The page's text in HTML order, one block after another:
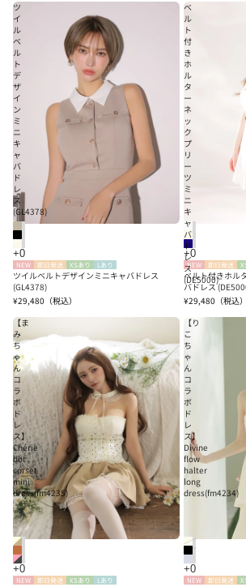
ツ
イ
ル
ベ
ル
ト
デ
ザ
イ
ン
ミ
ニ
キ
ャ
バ
ド
レ
ス
(GL4378)
NEW 即日発送 XSあり Lあり
ツイルベルトデザインミニキャバドレス
(GL4378)
¥29,480 （税込）
ベ
ル
ト
付
き
ホ
ル
タ
ー
ネ
ッ
ク
プ
リ
ー
ツ
ミ
ニ
キ
ャ
バ
ド
レ
ス
(DE5000)
NEW 即日発送
ベルト付きホル
バドレス
¥29,480 （税込）
【ま
み
ち
ゃ
ん
コ
ラ
ボ
ド
レ
ス】
Chérie
dot
corset
mini
dress(fm4235)
NEW 即日発送 XSあり Lあり
【り
こ
ち
ゃ
ん
コ
ラ
ボ
ド
レ
ス】
Divine
flow
halter
long
dress(fm4234)
NEW 即日発送